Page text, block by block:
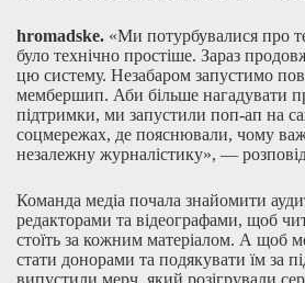
hromadske. «Ми потурбувалися про
було технічно простіше. Зараз
цю систему. Незабаром запустимо
мембершип. Аби більше нагадувати
підтримки, ми запустили поп-ап на
соцмережах, де пояснювали, чому
незалежну журналістику», —
Команда медіа почала знайомити
редакторами та відеографами, щоб
стоїть за кожним матеріалом. А щоб
стати донорами та подякувати їм за
випустили мерч, який розігрували